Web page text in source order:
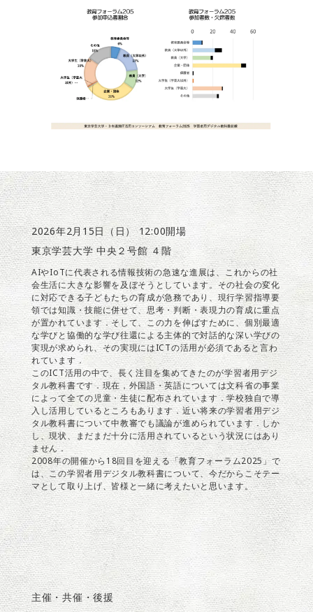
2026年2月15日（日） 12:00開場
東京学芸大学 中央２号館 ４階
AIやIoTに代表される情報技術の急速な進展は、これからの社
会生活に大きな影響を及ぼそうとしています。その社会の変化
に対応できる子どもたちの育成が急務であり、現行学習指導要
領では知識・技能に併せて、思考・判断・表現力の育成に重点
が置かれています．そして、この力を伸ばすために、個別最適
な学びと協働的な学び往還による主体的で対話的な深い学びの
実現が求められ、その実現にはICTの活用が必須であると言わ
れています．
このICT活用の中で、長く注目を集めてきたのが学習者用デジ
タル教科書です．現在，外国語・英語については文科省の事業
によって全ての児童・生徒に配布されています．学校独自で導
入し活用しているところもあります．近い将来の学習者用デジ
タル教科書について中教審でも議論が進められています．しか
し、現状、まだまだ十分に活用されているという状況にはあり
ません．
2008年の開催から18回目を迎える「教育フォーラム2025」で
は、この学習者用デジタル教科書について、今だからこそテー
マとして取り上げ、皆様と一緒に考えたいと思います。
主催・共催・後援